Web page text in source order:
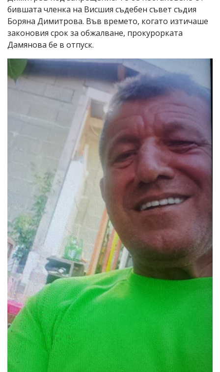
бившата членка на Висшия съдебен съвет съдия
Боряна Димитрова. Във времето, когато изтичаше
законовия срок за обжалване, прокурорката
Дамянова бе в отпуск.